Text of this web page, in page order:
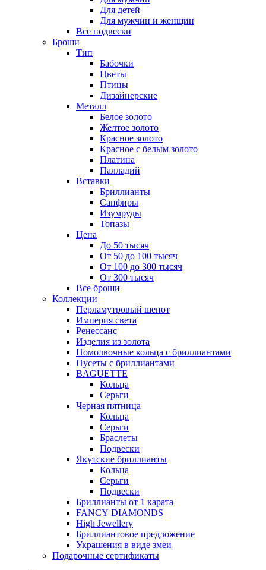
Для детей
Для мужчин и женщин
Все подвески
Броши
Тип
Бабочки
Цветы
Птицы
Дизайнерские
Металл
Белое золото
Желтое золото
Красное золото
Красное с белым золото
Платина
Палладий
Вставки
Бриллианты
Сапфиры
Изумруды
Топазы
Цена
До 50 тысяч
От 50 до 100 тысяч
От 100 до 300 тысяч
От 300 тысяч
Все броши
Коллекции
Перламутровый шепот
Империя света
Ренессанс
Изделия из золота
Помолвочные кольца с бриллиантами
Пусеты с бриллиантами
BAGUETTE
Кольца
Серьги
Черная пятница
Кольца
Серьги
Браслеты
Подвески
Якутские бриллианты
Кольца
Серьги
Подвески
Бриллианты от 1 карата
FANCY DIAMONDS
High Jewellery
Бриллиантовое предложение
Украшения в виде змеи
Подарочные сертификаты